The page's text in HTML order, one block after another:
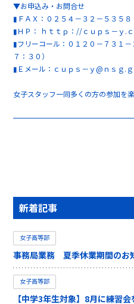
▼お申込み・お問合せ
▮ＦＡＸ：０２５４－３２－５３５８
▮ＨＰ： ｈｔｔｐ：//ｃｕｐｓ－ｙ.
▮フリーコール：０１２０－７３１
７：３０）
▮Ｅメール：ｃｕｐｓ－ｙ@ｎｓｇ.ｇ
女子スタッフ一同多くの方の参加を
新着記事
女子高等部
事務局業務 夏季休業期間のお
女子高等部
【中学3年生対象】8月に練習